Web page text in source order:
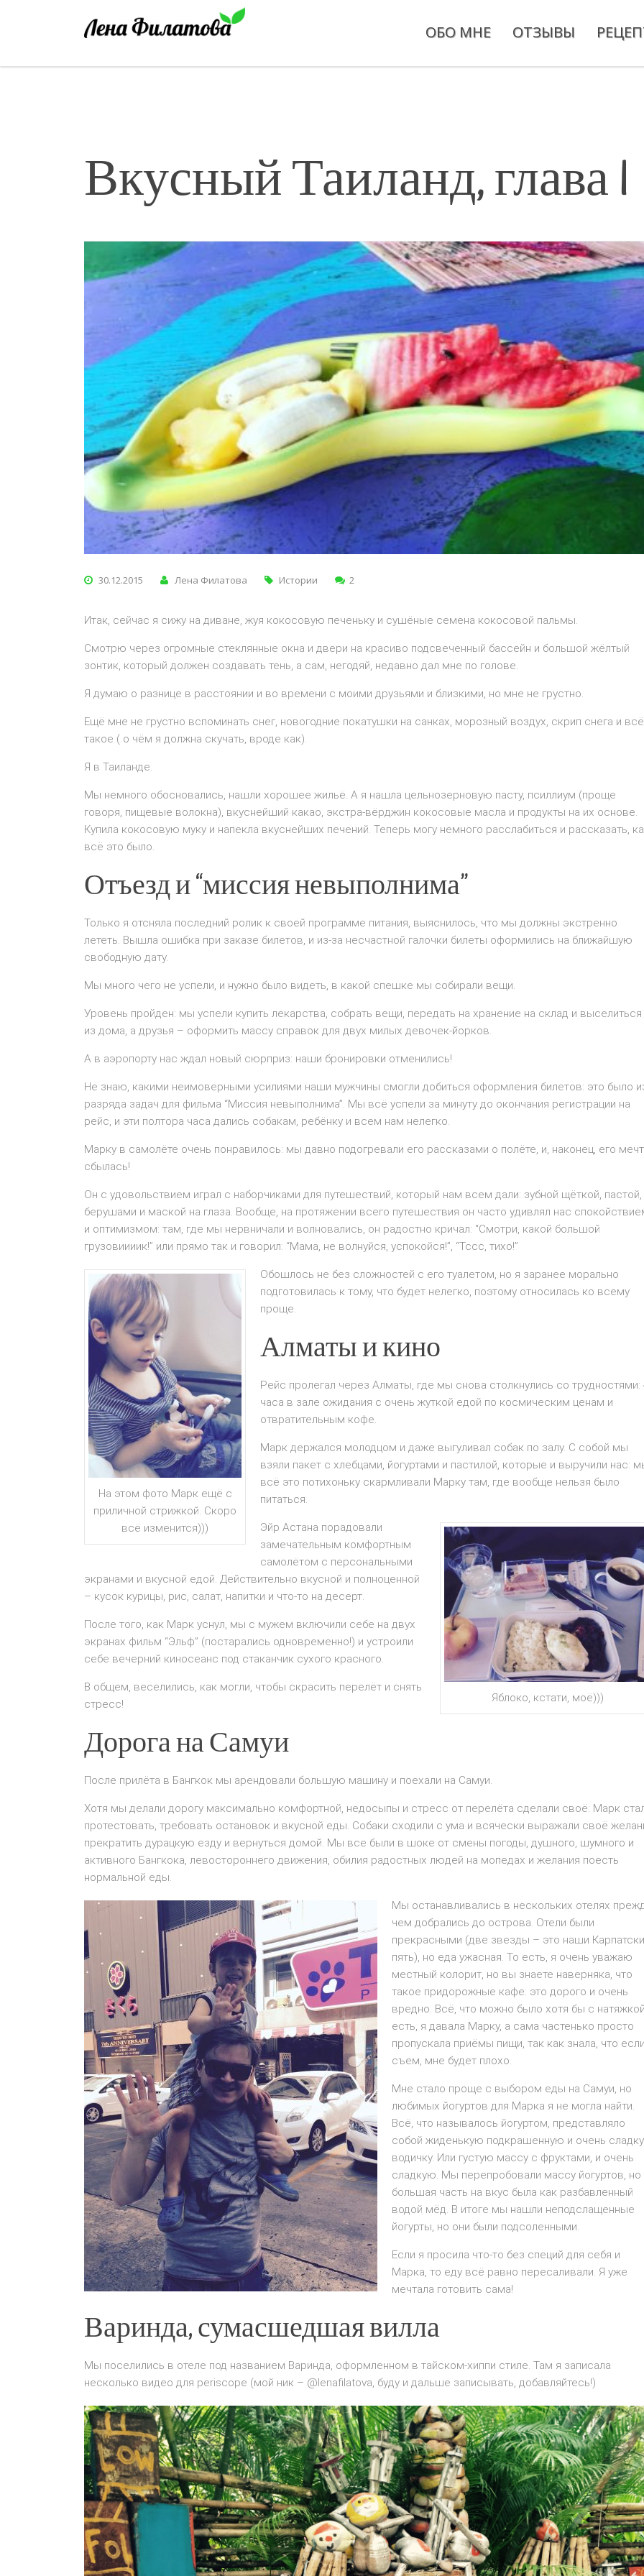
ОБО МНЕ ОТЗЫВЫ
Вкусный Таиланд, глава 1
30.12.2015 Лена Филатова Истории 2
Итак, сейчас я сижу на диване, жуя кокосовую печеньку и сушёные семена кокосовой пальмы.
Смотрю через огромные стеклянные окна и двери на красиво подсвеченный бассейн и большой жёлтый
зонтик, который должен создавать тень, а сам, негодяй, недавно дал мне по голове.
Я думаю о разнице в расстоянии и во времени с моими друзьями и близкими, но мне не грустно.
Ещё мне не грустно вспоминать снег, новогодние покатушки на санках, морозный воздух, скрип снега и всё
такое ( о чём я должна скучать, вроде как).
Я в Таиланде.
Мы немного обосновались, нашли хорошее жильё. А я нашла цельнозерновую пасту, псиллиум (проще
говоря, пищевые волокна), вкуснейший какао, экстра-вёрджин кокосовые масла и продукты на их основе.
Купила кокосовую муку и напекла вкуснейших печений. Теперь могу немного расслабиться и рассказать,
всё это было.
Отъезд и “миссия невыполнима”
Только я отсняла последний ролик к своей программе питания, выяснилось, что мы должны экстренно
лететь. Вышла ошибка при заказе билетов, и из-за несчастной галочки билеты оформились на ближайшую
свободную дату.
Мы много чего не успели, и нужно было видеть, в какой спешке мы собирали вещи.
Уровень пройден: мы успели купить лекарства, собрать вещи, передать на хранение на склад и выселиться
из дома, а друзья – оформить массу справок для двух милых девочек-йорков.
А в аэропорту нас ждал новый сюрприз: наши бронировки отменились!
Не знаю, какими неимоверными усилиями наши мужчины смогли добиться оформления билетов: это было
разряда задач для фильма “Миссия невыполнима”. Мы всё успели за минуту до окончания регистрации на
рейс, и эти полтора часа дались собакам, ребёнку и всем нам нелегко.
Марку в самолёте очень понравилось: мы давно подогревали его рассказами о полёте, и, наконец, его
сбылась!
Он с удовольствием играл с наборчиками для путешествий, который нам всем дали: зубной щёткой, пастой,
берушами и маской на глаза. Вообще, на протяжении всего путешествия он часто удивлял нас
и оптимизмом: там, где мы нервничали и волновались, он радостно кричал: “Смотри, какой большой
грузовиииик!” или прямо так и говорил: “Мама, не волнуйся, успокойся!”, “Тссс, тихо!”
На этом фото Марк ещё с
приличной стрижкой. Скоро
всё изменится)))
Обошлось не без сложностей с его туалетом, но я заранее морально
подготовилась к тому, что будет нелегко, поэтому относилась ко всему
проще.
Алматы и кино
Рейс пролегал через Алматы, где мы снова столкнулись со трудностями:
часа в зале ожидания с очень жуткой едой по космическим ценам и
отвратительным кофе.
Марк держался молодцом и даже выгуливал собак по залу. С собой мы
взяли пакет с хлебцами, йогуртами и пастилой, которые и выручили нас:
всё это потихоньку скармливали Марку там, где вообще нельзя было
питаться.
Яблоко, кстати, моё)))
Эйр Астана порадовали
замечательным комфортным
самолётом с персональными
экранами и вкусной едой. Действительно вкусной и полноценной
– кусок курицы, рис, салат, напитки и что-то на десерт.
После того, как Марк уснул, мы с мужем включили себе на двух
экранах фильм “Эльф” (постарались одновременно!) и устроили
себе вечерний киносеанс под стаканчик сухого красного.
В общем, веселились, как могли, чтобы скрасить перелёт и снять
стресс!
Дорога на Самуи
После прилёта в Бангкок мы арендовали большую машину и поехали на Самуи.
Хотя мы делали дорогу максимально комфортной, недосыпы и стресс от перелёта сделали своё: Марк
протестовать, требовать остановок и вкусной еды. Собаки сходили с ума и всячески выражали своё
прекратить дурацкую езду и вернуться домой. Мы все были в шоке от смены погоды, душного, шумного и
активного Бангкока, левостороннего движения, обилия радостных людей на мопедах и желания поесть
нормальной еды.
Мы останавливались в нескольких отелях
чем добрались до острова. Отели были
прекрасными (две звезды – это наши
пять), но еда ужасная. То есть, я очень уважаю
местный колорит, но вы знаете наверняка, что
такое придорожные кафе: это дорого и очень
вредно. Всё, что можно было хотя бы с
есть, я давала Марку, а сама частенько просто
пропускала приёмы пищи, так как знала, что
съем, мне будет плохо.
Мне стало проще с выбором еды на Самуи, но
любимых йогуртов для Марка я не могла найти.
Всё, что называлось йогуртом, представляло
собой жиденькую подкрашенную и очень
водичку. Или густую массу с фруктами, и очень
сладкую. Мы перепробовали массу йогуртов, но
большая часть на вкус была как разбавленный
водой мёд. В итоге мы нашли неподслащенные
йогурты, но они были подсоленными.
Если я просила что-то без специй для себя и
Марка, то еду всё равно пересаливали. Я уже
мечтала готовить сама!
Варинда, сумасшедшая вилла
Мы поселились в отеле под названием Варинда, оформленном в тайском-хиппи стиле. Там я записала
несколько видео для periscope (мой ник – @lenafilatova, буду и дальше записывать, добавляйтесь!)